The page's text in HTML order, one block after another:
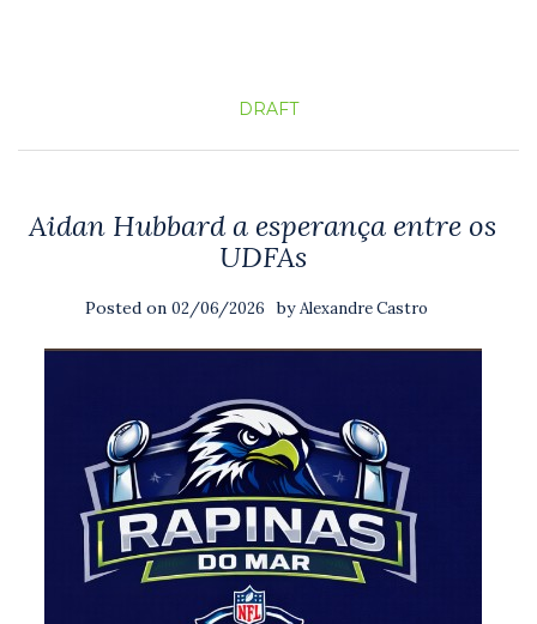
DRAFT
Aidan Hubbard a esperança entre os
UDFAs
Posted on 02/06/2026 byAlexandre Castro